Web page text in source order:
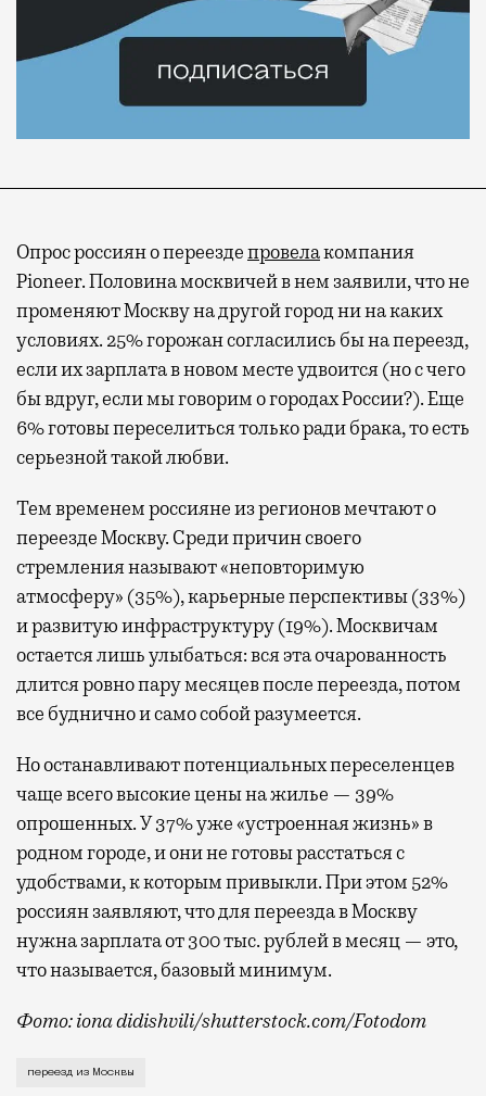
Опрос россиян о переездепровелакомпания
Pioneer. Половина москвичей в нем заявили, что не
променяют Москву на другой город ни на каких
условиях. 25% горожан согласились бы на переезд,
если их зарплата в новом месте удвоится (но с чего
бы вдруг, если мы говорим о городах России?). Еще
6% готовы переселиться только ради брака, то есть
серьезной такой любви.
Тем временем россияне из регионов мечтают о
переезде Москву. Среди причин своего
стремления называют «неповторимую
атмосферу» (35%), карьерные перспективы (33%)
и развитую инфраструктуру (19%). Москвичам
остается лишь улыбаться: вся эта очарованность
длится ровно пару месяцев после переезда, потом
все буднично и само собой разумеется.
Но останавливают потенциальных переселенцев
чаще всего высокие цены на жилье — 39%
опрошенных. У 37% уже «устроенная жизнь» в
родном городе, и они не готовы расстаться с
удобствами, к которым привыкли. При этом 52%
россиян заявляют, что для переезда в Москву
нужна зарплата от 300 тыс. рублей в месяц — это,
что называется, базовый минимум.
Фото: iona didishvili/shutterstock.com/Fotodom
Москвичи крайне избирательны в своих
переезд из Москвы